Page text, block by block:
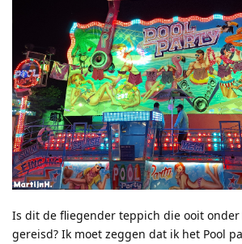
Is dit de fliegender teppich die ooit
gereisd? Ik moet zeggen dat ik het Pool